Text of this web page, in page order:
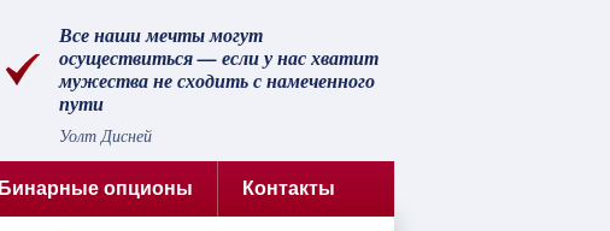
Все наши мечты могут
осуществиться — если у нас хватит
мужества не сходить с намеченного
пути
Уолт Дисней
Бинарные опционы Контакты